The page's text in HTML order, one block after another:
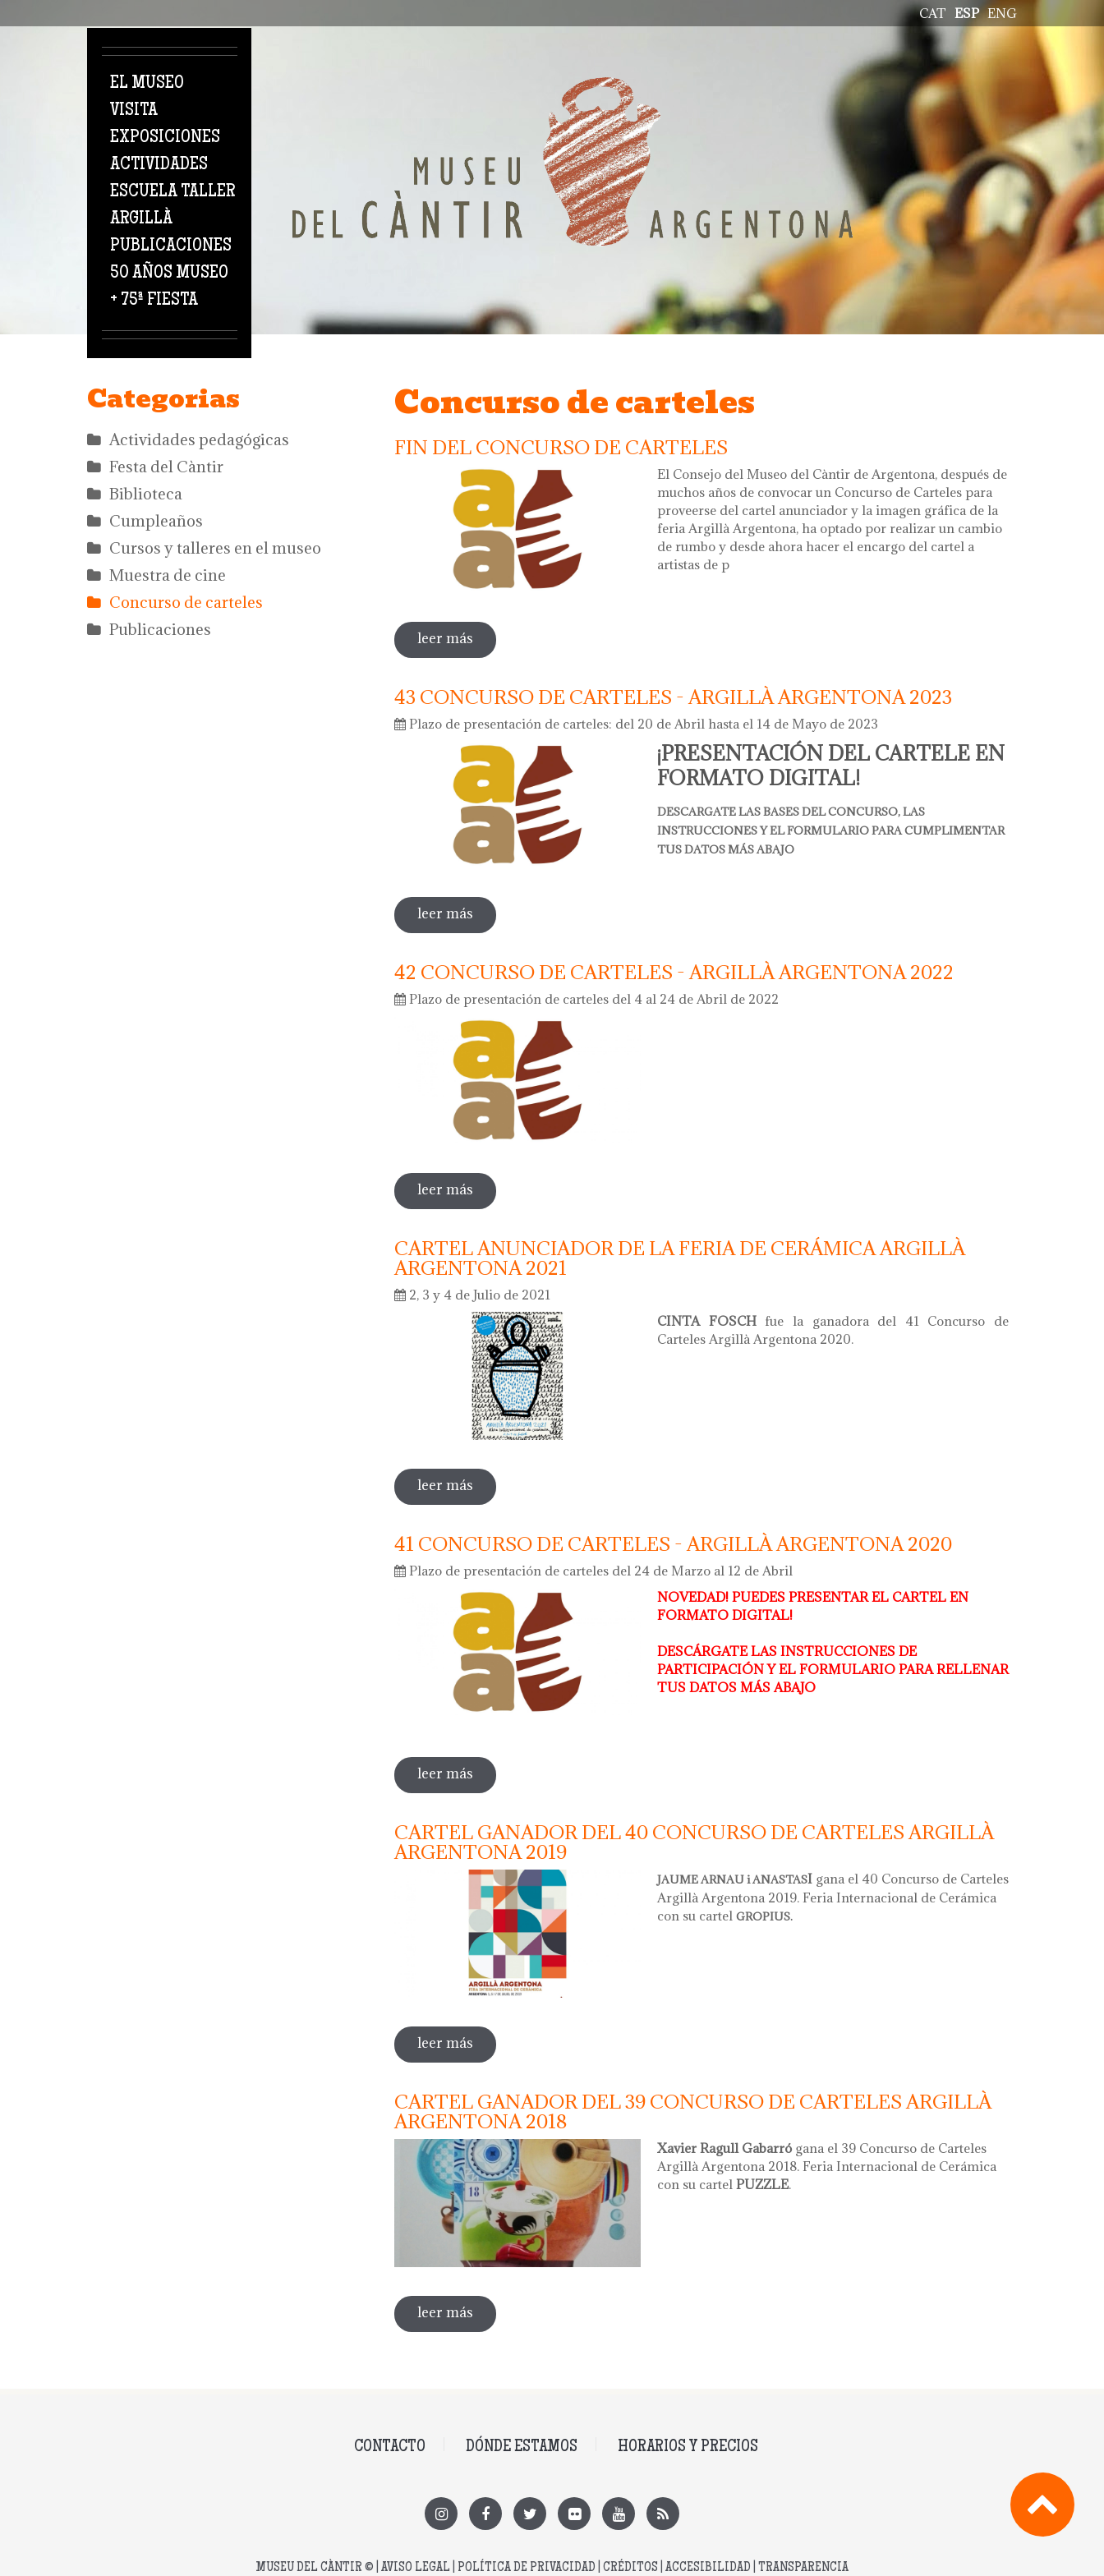
ENG
ESP
CAT
EL MUSEO
VISITA
EXPOSICIONES
ACTIVIDADES
ESCUELA TALLER
ARGILLÀ
PUBLICACIONES
50 AÑOS MUSEO
+ 75ª FIESTA
Categorias
Actividades pedagógicas
Festa del Càntir
Biblioteca
Cumpleaños
Cursos y talleres en el museo
Muestra de cine
Concurso de carteles
Publicaciones
Concurso de carteles
FIN DEL CONCURSO DE CARTELES
El Consejo del Museo del Càntir de Argentona, después de
muchos años de convocar un Concurso de Carteles para
proveerse del cartel anunciador y la imagen gráfica de la
feria Argillà Argentona, ha optado por realizar un cambio
de rumbo y desde ahora hacer el encargo del cartel a
artistas de p
leer más sobre fin del concurso de carteles
43 CONCURSO DE CARTELES - ARGILLÀ ARGENTONA 2023
Plazo de presentación de carteles: del 20 de Abril hasta el 14 de Mayo de 2023
¡PRESENTACIÓN DEL CARTELE EN
FORMATO DIGITAL!
DESCARGATE LAS BASES DEL CONCURSO, LAS
INSTRUCCIONES Y EL FORMULARIO PARA CUMPLIMENTAR
TUS DATOS MÁS ABAJO
leer más sobre 43 concurso de carteles - argillà argentona 2023
42 CONCURSO DE CARTELES - ARGILLÀ ARGENTONA 2022
Plazo de presentación de carteles del 4 al 24 de Abril de 2022
leer más sobre 42 concurso de carteles - argillà argentona 2022
CARTEL ANUNCIADOR DE LA FERIA DE CERÁMICA ARGILLÀ
ARGENTONA 2021
2, 3 y 4 de Julio de 2021
CINTA FOSCH fue la ganadora del 41 Concurso de
Carteles Argillà Argentona 2020.
leer más sobre cartel anunciador de la feria de cerámica argillà argentona 2021
41 CONCURSO DE CARTELES - ARGILLÀ ARGENTONA 2020
Plazo de presentación de carteles del 24 de Marzo al 12 de Abril
NOVEDAD! PUEDES PRESENTAR EL CARTEL EN
FORMATO DIGITAL!
DESCÁRGATE LAS INSTRUCCIONES DE
PARTICIPACIÓN Y EL FORMULARIO PARA RELLENAR
TUS DATOS MÁS ABAJO
leer más sobre 41 concurso de carteles - argillà argentona 2020
CARTEL GANADOR DEL 40 CONCURSO DE CARTELES ARGILLÀ
ARGENTONA 2019
JAUME ARNAU i ANASTASI gana el 40 Concurso de Carteles
Argillà Argentona 2019. Feria Internacional de Cerámica
con su cartel GROPIUS.
leer más sobre cartel ganador del 40 concurso de carteles argillà argentona 2019
CARTEL GANADOR DEL 39 CONCURSO DE CARTELES ARGILLÀ
ARGENTONA 2018
Xavier Ragull Gabarró gana el 39 Concurso de Carteles
Argillà Argentona 2018. Feria Internacional de Cerámica
con su cartel PUZZLE.
leer más sobre cartel ganador del 39 concurso de carteles argillà argentona 2018
CONTACTO DÓNDE ESTAMOS HORARIOS Y PRECIOS
MUSEU DEL CÀNTIR © | AVISO LEGAL POLÍTICA DE PRIVACIDAD CRÉDITOS ACCESIBILIDAD TRANSPARENCIA